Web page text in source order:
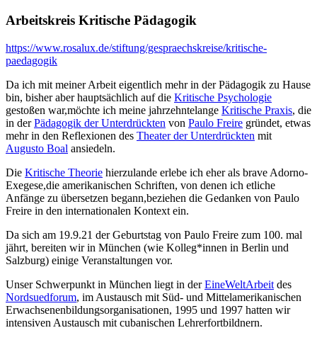
Arbeitskreis Kritische Pädagogik
https://www.rosalux.de/stiftung/gespraechskreise/kritische-
paedagogik
Da ich mit meiner Arbeit eigentlich mehr in der Pädagogik zu Hause
bin, bisher aber hauptsächlich auf die Kritische Psychologie
gestoßen war,möchte ich meine jahrzehntelange Kritische Praxis, die
in derPädagogik der Unterdrückten von Paulo Freire gründet, etwas
mehr in den Reflexionen des Theater der Unterdrückten mit
Augusto Boal ansiedeln.
Die Kritische Theorie hierzulande erlebe ich eher als brave Adorno-
Exegese,die amerikanischen Schriften, von denen ich etliche
Anfänge zu übersetzen begann,beziehen die Gedanken von Paulo
Freire in den internationalen Kontext ein.
Da sich am 19.9.21 der Geburtstag von Paulo Freire zum 100. mal
jährt, bereiten wir in München (wie Kolleg*innen in Berlin und
Salzburg) einige Veranstaltungen vor.
Unser Schwerpunkt in München liegt in derEineWeltArbeit des
Nordsuedforum, im Austausch mit Süd- und Mittelamerikanischen
Erwachsenenbildungsorganisationen, 1995 und 1997 hatten wir
intensiven Austausch mit cubanischen Lehrerfortbildnern.